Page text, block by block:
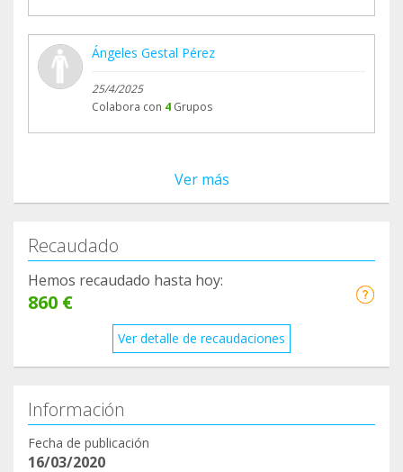
Ángeles Gestal Pérez
25/4/2025
Colabora con 4 Grupos
Ver más
Recaudado
Hemos recaudado hasta hoy:
860 €
Ver detalle de recaudaciones
Información
Fecha de publicación
16/03/2020